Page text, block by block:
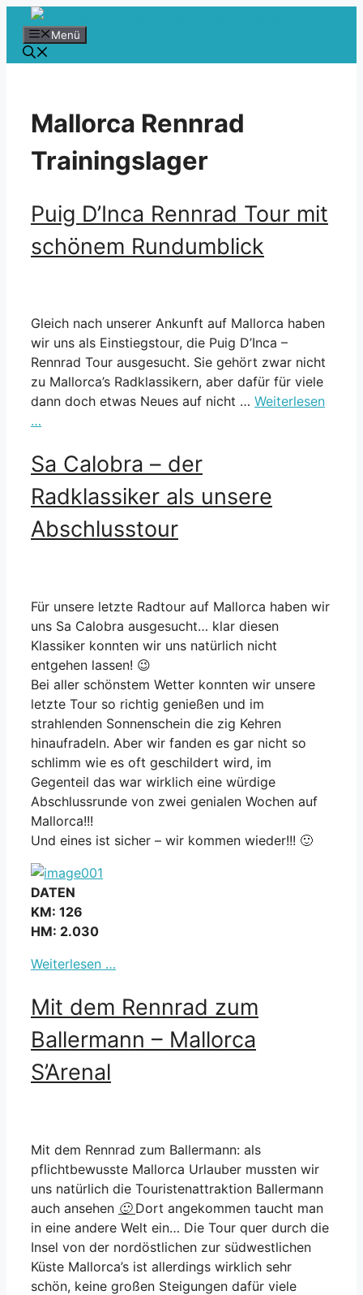
Zum
Inhalt
springen
Menü
Mallorca Rennrad
Trainingslager
Puig D’Inca Rennrad Tour mit
schönem Rundumblick
Gleich nach unserer Ankunft auf Mallorca haben
wir uns als Einstiegstour, die Puig D’Inca –
Rennrad Tour ausgesucht. Sie gehört zwar nicht
zu Mallorca’s Radklassikern, aber dafür für viele
dann doch etwas Neues auf nicht … Weiterlesen
…
Sa Calobra – der
Radklassiker als unsere
Abschlusstour
Für unsere letzte Radtour auf Mallorca haben wir
uns Sa Calobra ausgesucht… klar diesen
Klassiker konnten wir uns natürlich nicht
entgehen lassen! 😉
Bei aller schönstem Wetter konnten wir unsere
letzte Tour so richtig genießen und im
strahlenden Sonnenschein die zig Kehren
hinaufradeln. Aber wir fanden es gar nicht so
schlimm wie es oft geschildert wird, im
Gegenteil das war wirklich eine würdige
Abschlussrunde von zwei genialen Wochen auf
Mallorca!!!
Und eines ist sicher – wir kommen wieder!!! 🙂
DATEN
KM: 126
HM: 2.030
Weiterlesen …
Mit dem Rennrad zum
Ballermann – Mallorca
S’Arenal
Mit dem Rennrad zum Ballermann: als
pflichtbewusste Mallorca Urlauber mussten wir
uns natürlich die Touristenattraktion Ballermann
auch ansehen 🙂 Dort angekommen taucht man
in eine andere Welt ein… Die Tour quer durch die
Insel von der nordöstlichen zur südwestlichen
Küste Mallorca’s ist allerdings wirklich sehr
schön, keine großen Steigungen dafür viele